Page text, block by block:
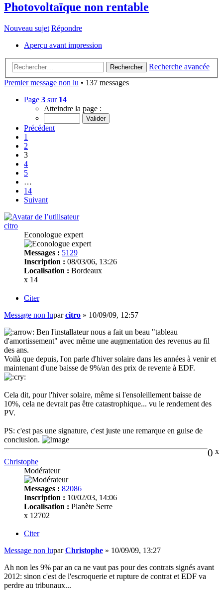
Photovoltaïque non rentable
Nouveau sujet Répondre
Aperçu avant impression
Rechercher
Recherche avancée
Premier message non lu • 137 messages
Page 3 sur 14
Atteindre la page :
Précédent
1
2
3
4
5
…
14
Suivant
citro
Econologue expert
Messages : 5129
Inscription : 08/03/06, 13:26
Localisation : Bordeaux
x 14
Citer
Message non luparcitro » 10/09/09, 12:57
Ben l'installateur nous a fait un beau "tableau
d'amortissement" avec même une augmentation des revenus au fil
des ans.
Voilà que depuis, l'on parle d'hiver solaire dans les années à venir et
maintenant d'une baisse de 9%/an des prix de revente à EDF.
Cela dit, pour l'hiver solaire, même si l'ensoleillement baisse de
10%, cela ne devrait pas être catastrophique... vu le rendement des
PV.
PS: c'est pas une signature, c'est juste une remarque en guise de
conclusion.
0 x
Christophe
Modérateur
Messages : 82086
Inscription : 10/02/03, 14:06
Localisation : Planète Serre
x 12702
Citer
Message non luparChristophe » 10/09/09, 13:27
Ah non les 9% par an ca ne vaut pas pour des contrats signés avant
2012: sinon c'est de l'escroquerie et rupture de contrat et EDF va
perdre au tribunaux...